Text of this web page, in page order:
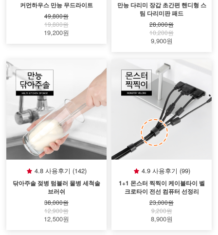
커먼하우스 만능 무드라이트
49,800원
19,800원
19,200원
만능 다리미 장갑 초간편 핸디형 스
팀 다리미판 패드
28,000원
10,200원
9,900원
4.8 사용후기 (142)
닦아주솔 젖병 텀블러 물병 세척솔
브러쉬
38,000원
12,900원
12,500원
4.9 사용후기 (99)
1+1 몬스터 찍찍이 케이블타이 벨
크로타이 전선 컴퓨터 선정리
23,000원
9,200원
8,900원